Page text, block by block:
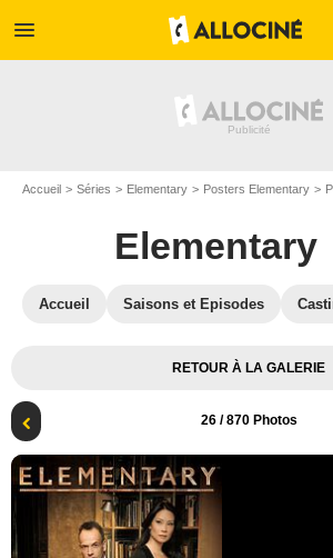
menu
Accueil Séries Elementary Posters Elementary
Elementary
Accueil Saisons et Episodes
RETOUR À LA GALERIE
26/ 870 Photos